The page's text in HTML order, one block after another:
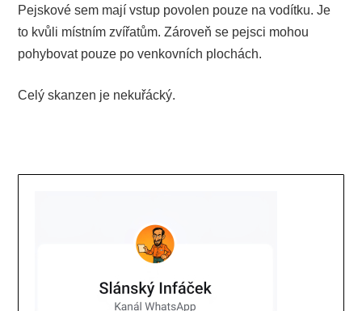
Pejskové sem mají vstup povolen pouze na vodítku. Je
to kvůli místním zvířatům. Zároveň se pejsci mohou
pohybovat pouze po venkovních plochách.
Celý skanzen je nekuřácký.